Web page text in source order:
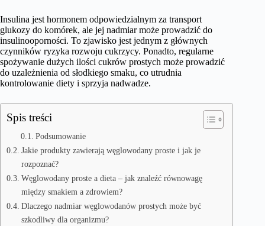
Insulina jest hormonem odpowiedzialnym za transport
glukozy do komórek, ale jej nadmiar może prowadzić do
insulinooporności. To zjawisko jest jednym z głównych
czynników ryzyka rozwoju cukrzycy. Ponadto, regularne
spożywanie dużych ilości cukrów prostych może prowadzić
do uzależnienia od słodkiego smaku, co utrudnia
kontrolowanie diety i sprzyja nadwadze.
Spis treści
Podsumowanie
Jakie produkty zawierają węglowodany proste i jak je
rozpoznać?
Węglowodany proste a dieta – jak znaleźć równowagę
między smakiem a zdrowiem?
Dlaczego nadmiar węglowodanów prostych może być
szkodliwy dla organizmu?